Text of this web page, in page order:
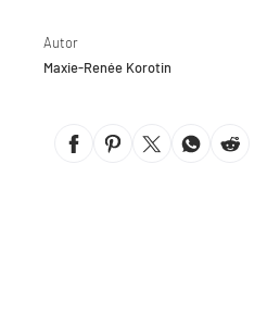
Autor
Maxie-Renée Korotin